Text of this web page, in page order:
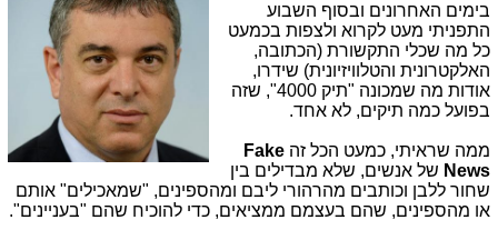
בימים האחרונים ובסוף השבוע
התפניתי מעט לקרוא ולצפות בכמעט
כל מה שכלי התקשורת (הכתובה,
האלקטרונית והטלוויזיונית) שידרו,
אודות מה שמכונה "תיק 4000", שזה
בפועל כמה תיקים, לא אחד.
ממה שראיתי, כמעט הכל זה Fake
News של אנשים, שלא מבדילים בין
שחור ללבן וכותבים מהרהורי ליבם ומהספינים, "שמאכילים" אותם
או מהספינים, שהם בעצמם ממציאים, כדי להוכיח שהם "בעניינים".